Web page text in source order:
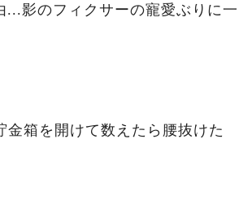
影のフィクサーの寵愛ぶりに一
箱を開けて数えたら腰抜けた